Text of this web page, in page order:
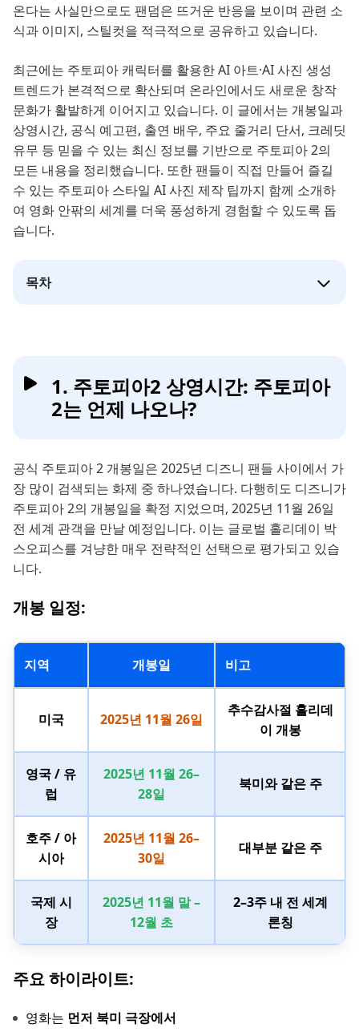
온다는 사실만으로도 팬덤은 뜨거운 반응을 보이며 관련 소
식과 이미지, 스틸컷을 적극적으로 공유하고 있습니다.
최근에는 주토피아 캐릭터를 활용한 AI 아트·AI 사진 생성
트렌드가 본격적으로 확산되며 온라인에서도 새로운 창작
문화가 활발하게 이어지고 있습니다. 이 글에서는 개봉일과
상영시간, 공식 예고편, 출연 배우, 주요 줄거리 단서, 크레딧
유무 등 믿을 수 있는 최신 정보를 기반으로 주토피아 2의
모든 내용을 정리했습니다. 또한 팬들이 직접 만들어 즐길
수 있는 주토피아 스타일 AI 사진 제작 팁까지 함께 소개하
여 영화 안팎의 세계를 더욱 풍성하게 경험할 수 있도록 돕
습니다.
목차
1. 주토피아2 상영시간: 주토피아
2는 언제 나오나?
공식 주토피아 2 개봉일은 2025년 디즈니 팬들 사이에서 가
장 많이 검색되는 화제 중 하나였습니다. 다행히도 디즈니가
주토피아 2의 개봉일을 확정 지었으며, 2025년 11월 26일
전 세계 관객을 만날 예정입니다. 이는 글로벌 홀리데이 박
스오피스를 겨냥한 매우 전략적인 선택으로 평가되고 있습
니다.
개봉 일정:
지역 개봉일 비고
미국 2025년 11월 26일
추수감사절 홀리데
이 개봉
영국 / 유
럽
2025년 11월 26–
28일
북미와 같은 주
호주 / 아
시아
2025년 11월 26–
30일
대부분 같은 주
국제 시
장
2025년 11월 말 –
12월 초
2–3주 내 전 세계
론칭
주요 하이라이트:
영화는 먼저 북미 극장에서